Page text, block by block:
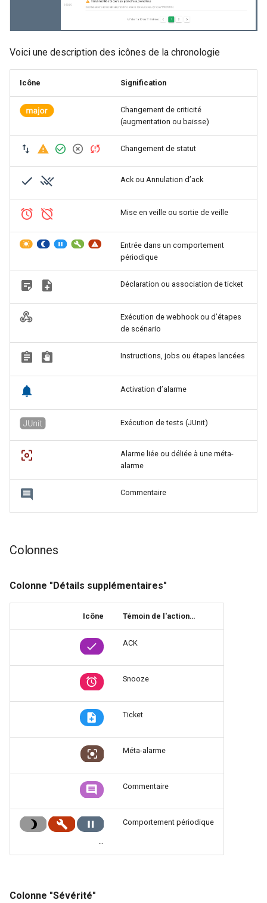
Voici une description des icônes de la chronologie
Icône Signification
Changement de criticité
(augmentation ou baisse)
Changement de statut
Ack ou Annulation d’ack
Mise en veille ou sortie de veille
Entrée dans un comportement
périodique
Déclaration ou association de ticket
Exécution de webhook ou d’étapes
de scénario
Instructions, jobs ou étapes lancées
Activation d’alarme
Exécution de tests (JUnit)
Alarme liée ou déliée à une méta-
alarme
Commentaire
Colonnes
Colonne "Détails supplémentaires"
Icône Témoin de l'action…
ACK
Snooze
Ticket
Méta-alarme
Commentaire
Comportement périodique
Colonne "Sévérité"